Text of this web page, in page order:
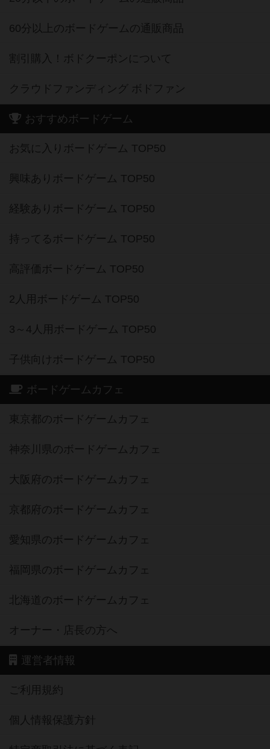
60分以上のボードゲームの通販商品
割引購入！ボドクーポンについて
クラウドファンディング ボドファン
おすすめボードゲーム
お気に入りボードゲーム TOP50
興味ありボードゲーム TOP50
経験ありボードゲーム TOP50
持ってるボードゲーム TOP50
高評価ボードゲーム TOP50
2人用ボードゲーム TOP50
3～4人用ボードゲーム TOP50
子供向けボードゲーム TOP50
ボードゲームカフェ
東京都のボードゲームカフェ
神奈川県のボードゲームカフェ
大阪府のボードゲームカフェ
京都府のボードゲームカフェ
愛知県のボードゲームカフェ
福岡県のボードゲームカフェ
北海道のボードゲームカフェ
オーナー・店長の方へ
運営者情報
ご利用規約
個人情報保護方針